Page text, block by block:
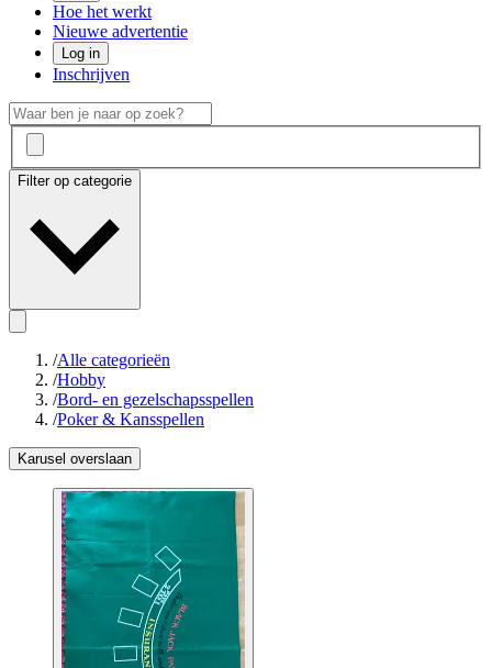
Hoe het werkt
Nieuwe advertentie
Log in
Inschrijven
Filter op categorie
/Alle categorieën
/Hobby
/Bord- en gezelschapsspellen
/Poker & Kansspellen
Karusel overslaan